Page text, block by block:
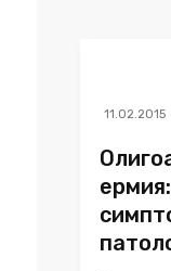
11.02.2015